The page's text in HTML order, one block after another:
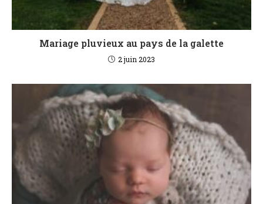
Mariage pluvieux au pays de la galette
2 juin 2023